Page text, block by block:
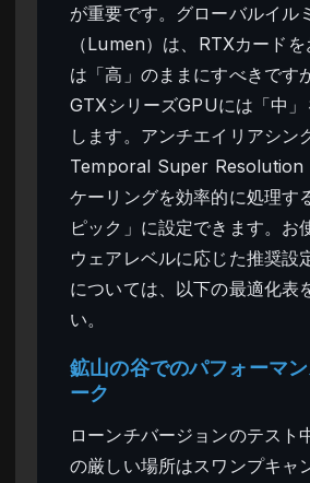
が重要です。グローバルイル
（Lumen）は、RTXカード
は「高」のままにすべきです
GTXシリーズGPUには「中
します。アンチエイリアシン
Temporal Super Resolution
ケーリングを効率的に処理す
ピック」に設定できます。お
ウェアレベルに応じた推奨設
については、以下の最適化表
い。
鉱山の谷でのパフォーマ
ーク
ローンチバージョンのテスト
の厳しい場所はスワンプキャ